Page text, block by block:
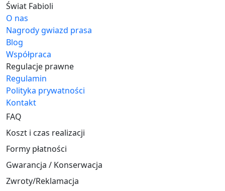
Świat Fabioli
O nas
Nagrody gwiazd prasa
Blog
Współpraca
Regulacje prawne
Regulamin
Polityka prywatności
Kontakt
FAQ
Koszt i czas realizacji
Formy płatności
Gwarancja / Konserwacja
Zwroty/Reklamacja